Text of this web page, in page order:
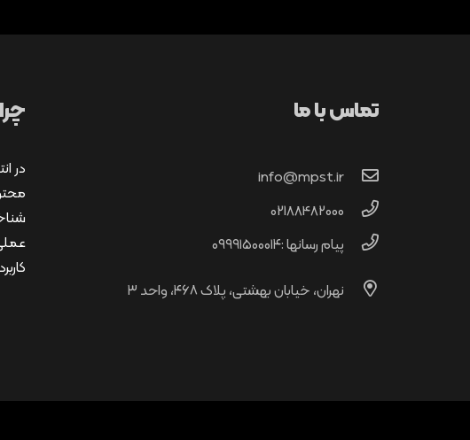
تماس با ما
info@mpst.ir
02188482000
پیام رسانها :۰۹۹۹۱۵۰۰۰۱۴
نهران، خیابان بهشتی، پلاک ۴۶۸، واحد ۳
چرا MPST ؟
در